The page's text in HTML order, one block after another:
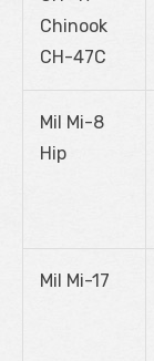
Chinook
CH-47C
Mil Mi-8
Hip
Mil Mi-17